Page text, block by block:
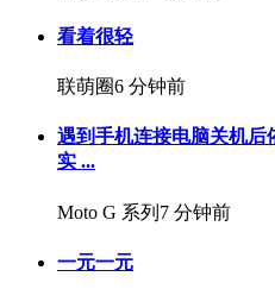
看着很轻
联萌圈6 分钟前
遇到手机连接电脑关机后
实 ...
Moto G 系列 7 分钟前
一元一元